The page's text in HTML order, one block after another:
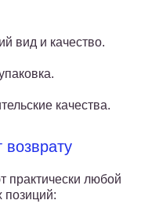
вид и качество.
качества.
практически любой
позиций: